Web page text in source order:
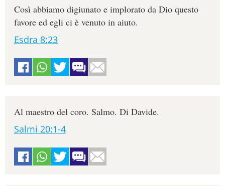
Così abbiamo digiunato e implorato da Dio questo
favore ed egli ci è venuto in aiuto.
Esdra 8:23
Al maestro del coro. Salmo. Di Davide.
Salmi 20:1-4